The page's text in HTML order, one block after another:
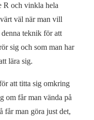
R och vinkla hela
väl när man vill
teknik för att
sig och som man har
lära sig.
att titta sig omkring
om får man vända på
får man göra just det,